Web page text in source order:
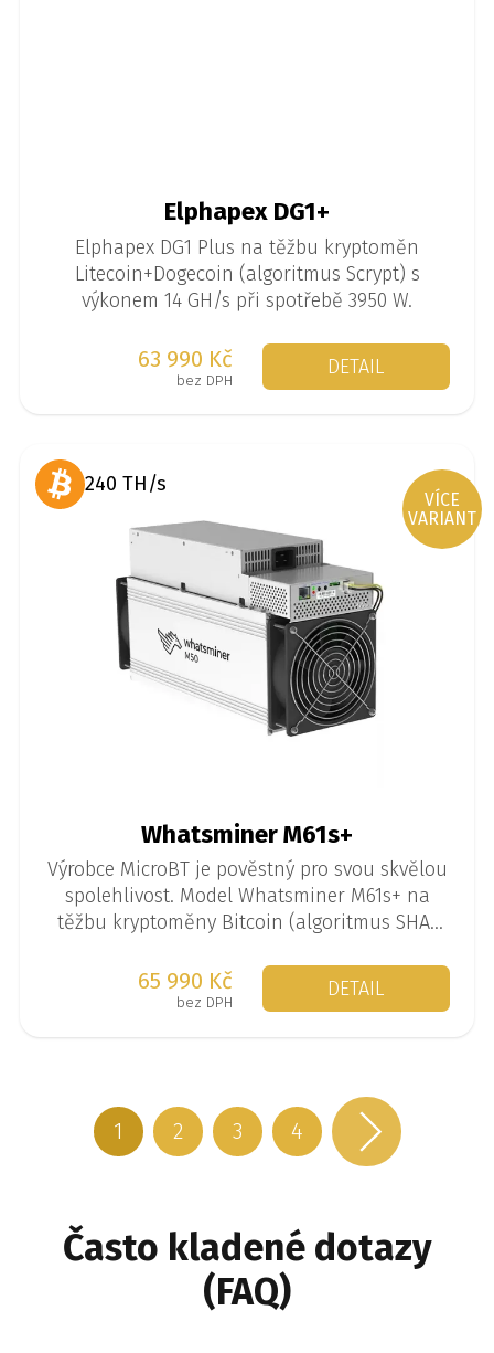
Elphapex DG1+
Elphapex DG1 Plus na těžbu kryptoměn
Litecoin+Dogecoin (algoritmus Scrypt) s
výkonem 14 GH/s při spotřebě 3950 W.
63 990 Kč
bez DPH
DETAIL
Whatsminer M61s+
Výrobce MicroBT je pověstný pro svou skvělou
spolehlivost. Model Whatsminer M61s+ na
těžbu kryptoměny Bitcoin (algoritmus SHA-
65 990 Kč
bez DPH
DETAIL
VÍCE
VARIANT
240 TH/s
1 2 3 4
Často kladené dotazy
(FAQ)